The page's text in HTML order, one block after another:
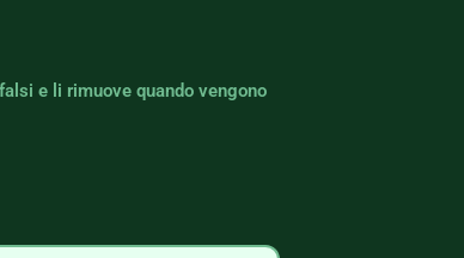
e li rimuove quando vengono